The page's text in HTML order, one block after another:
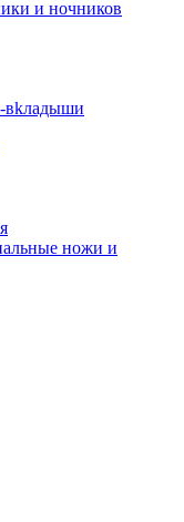
и ночников
вkлaдыши
ножи и